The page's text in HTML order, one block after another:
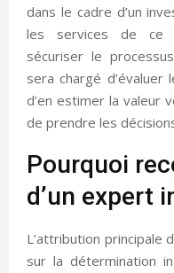
dans le cadre d’un
les services de ce
sécuriser le
sera chargé d’évaluer
d’en estimer la valeur
de prendre les
Pourquoi
d’un expert
L’attribution principale
sur la détermination